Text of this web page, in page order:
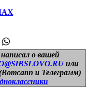
о вашей
или
и Телеграмм)